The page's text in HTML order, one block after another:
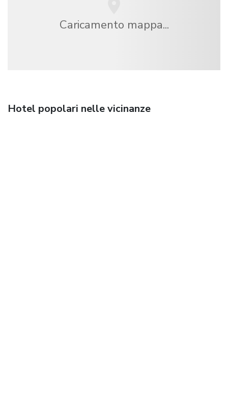
Caricamento mappa...
Hotel popolari nelle vicinanze